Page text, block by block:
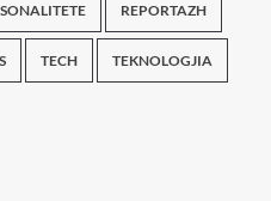
REPORTAZH
TECH TEKNOLOGJIA